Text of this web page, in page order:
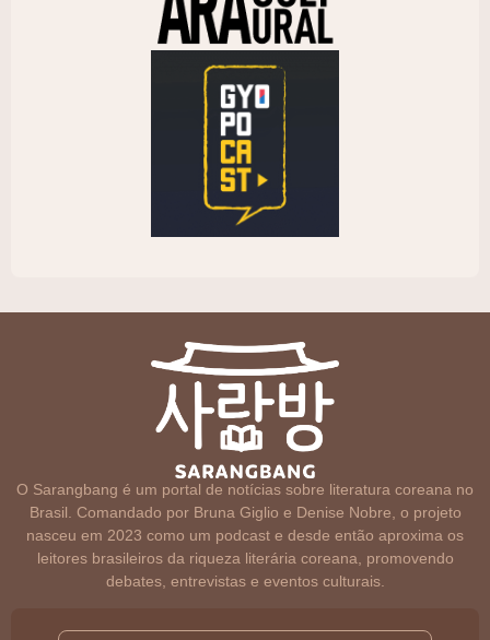
O Sarangbang é um portal de notícias sobre literatura coreana no
Brasil. Comandado por Bruna Giglio e Denise Nobre, o projeto
nasceu em 2023 como um podcast e desde então aproxima os
leitores brasileiros da riqueza literária coreana, promovendo
debates, entrevistas e eventos culturais.